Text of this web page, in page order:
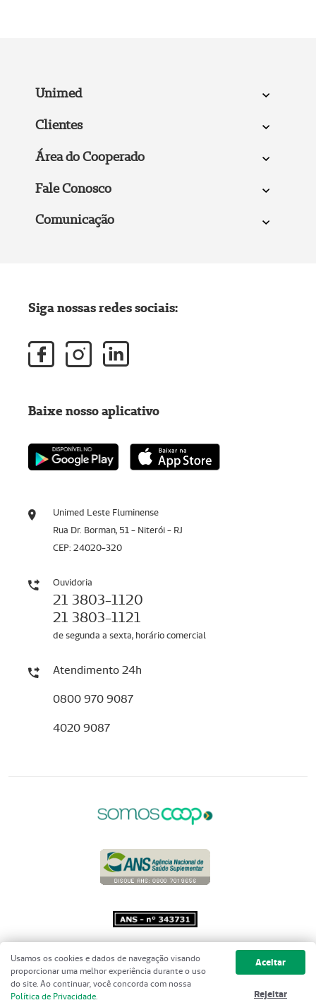
Unimed
Clientes
Área do Cooperado
Fale Conosco
Comunicação
Unimed Leste Fluminense
Rua Dr. Borman, 51 - Niterói - RJ
CEP: 24020-320
Ouvidoria
21 3803-1120
21 3803-1121
de segunda a sexta, horário comercial
Atendimento 24h
0800 970 9087
4020 9087
Siga nossas redes sociais:
Baixe nosso aplicativo
Copyright 2001 - 2026 Unimed do
Brasil - Todos os direitos reservados
Usamos os cookies e dados de navegação visando
proporcionar uma melhor experiência durante o uso
do site. Ao continuar, você concorda com nossa
Política de Privacidade.
Aceitar
Rejeitar